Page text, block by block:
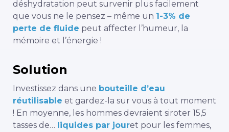
déshydratation peut survenir plus facilement
que vous ne le pensez – même un 1-3% de
perte de fluide peut affecter l’humeur, la
mémoire et l’énergie !
Solution
Investissez dans une bouteille d’eau
réutilisable et gardez-la sur vous à tout moment
! En moyenne, les hommes devraient siroter 15,5
tasses de… liquides par jouret pour les femmes,